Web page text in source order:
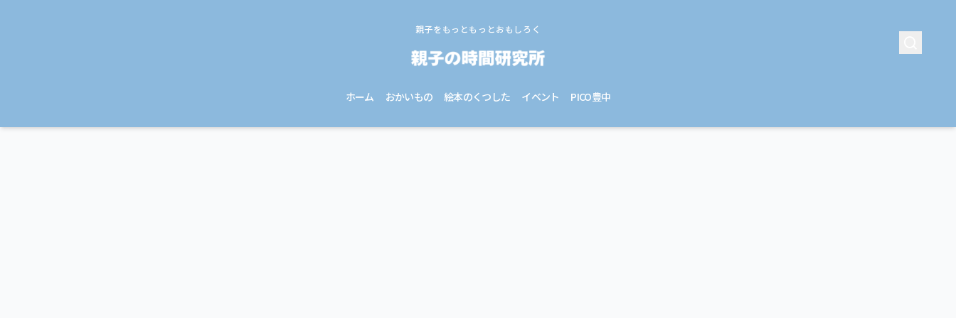
親子をもっともっとおもしろく
ホーム おかいもの 絵本のくつした イベント PICO豊中